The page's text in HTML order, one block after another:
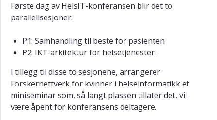
Første dag av HelsIT-konferansen blir det to
parallellsesjoner:
P1: Samhandling til beste for pasienten
P2: IKT-arkitektur for helsetjenesten
I tillegg til disse to sesjonene, arrangerer
Forskernettverk for kvinner i helseinformatikk et
miniseminar som, så langt plassen tillater det, vil
være åpent for konferansens deltagere.